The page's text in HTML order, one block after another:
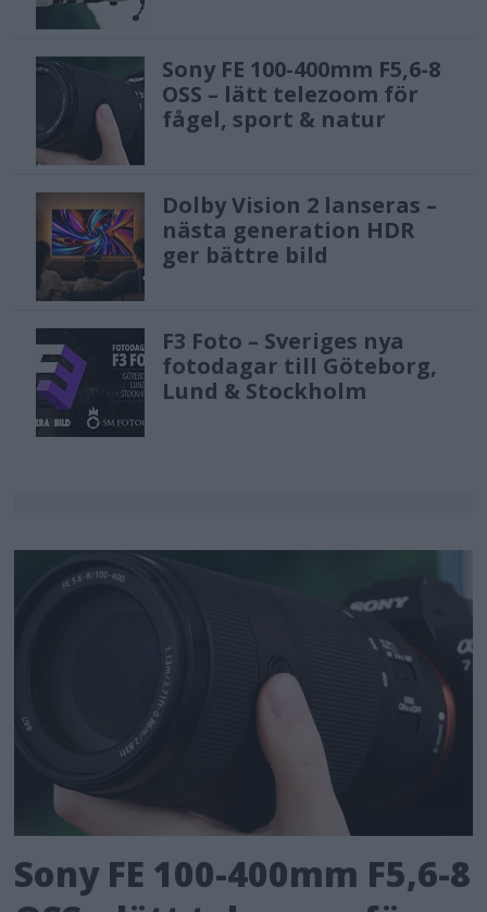
Sony FE 100-400mm F5,6-8
OSS – lätt telezoom för
fågel, sport & natur
Dolby Vision 2 lanseras –
nästa generation HDR
ger bättre bild
F3 Foto – Sveriges nya
fotodagar till Göteborg,
Lund & Stockholm
Sony FE 100-400mm F5,6-8